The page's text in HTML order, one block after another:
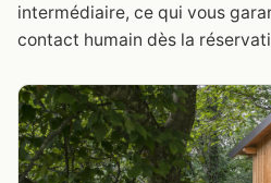
intermédiaire, ce qui vous
contact humain dès la